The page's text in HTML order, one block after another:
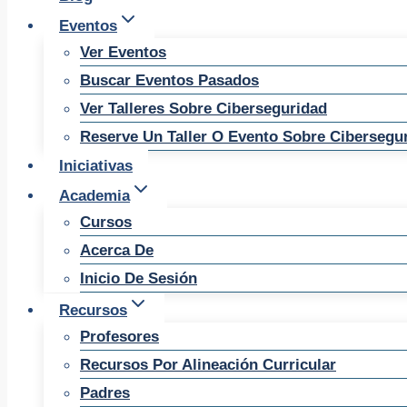
Eventos
Ver Eventos
Buscar Eventos Pasados
Ver Talleres Sobre Ciberseguridad
Reserve Un Taller O Evento Sobre
Iniciativas
Academia
Cursos
Acerca De
Inicio De Sesión
Recursos
Profesores
Recursos Por Alineación Curricular
Padres